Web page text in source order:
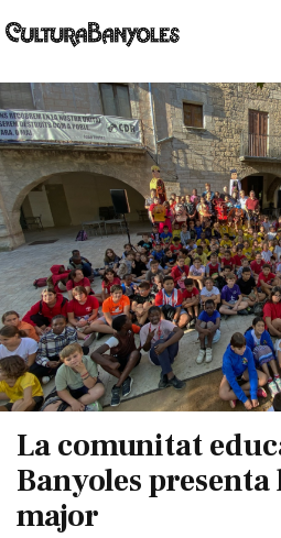
La comunitat
Banyoles presenta
major